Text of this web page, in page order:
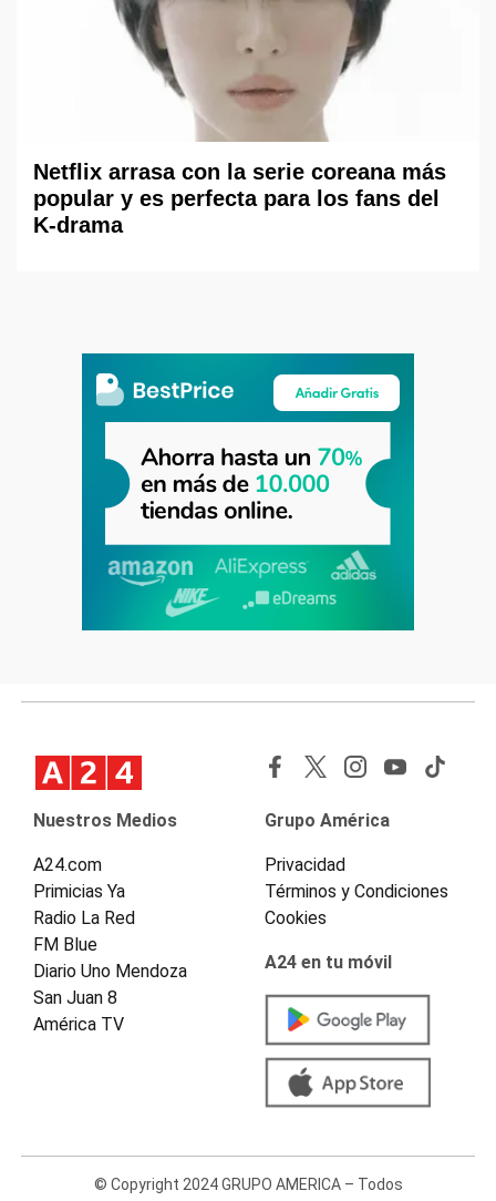
Netflix arrasa con la serie coreana más
popular y es perfecta para los fans del
K-drama
Nuestros Medios
A24.com
Primicias Ya
Radio La Red
FM Blue
Diario Uno Mendoza
San Juan 8
América TV
Grupo América
Privacidad
Términos y Condiciones
Cookies
A24 en tu móvil
© Copyright 2024 GRUPO AMERICA – Todos